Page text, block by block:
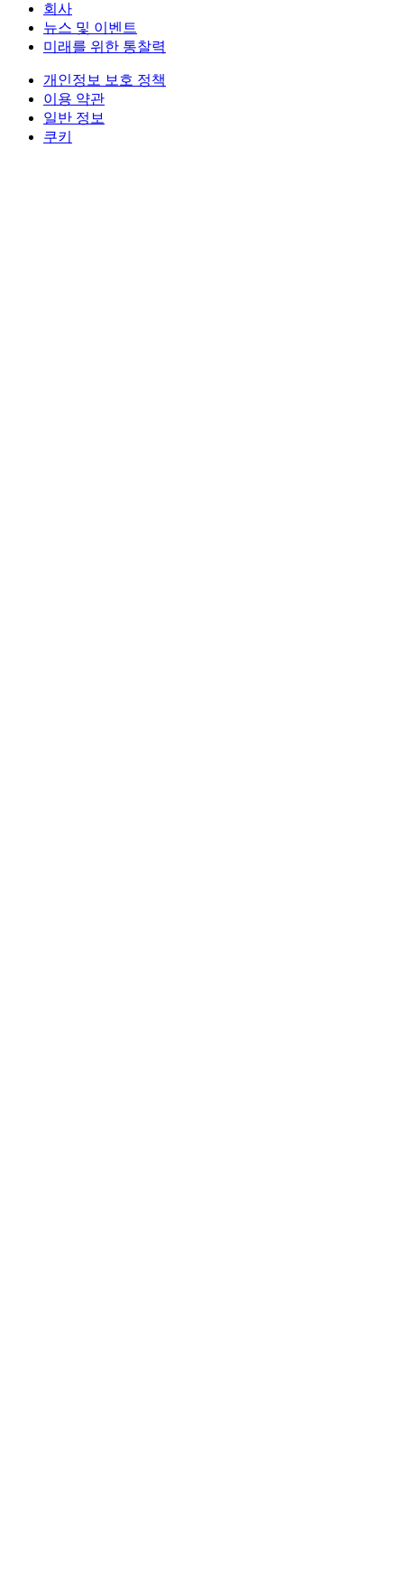
회사
뉴스 및 이벤트
미래를 위한 통찰력
개인정보 보호 정책
이용 약관
일반 정보
쿠키